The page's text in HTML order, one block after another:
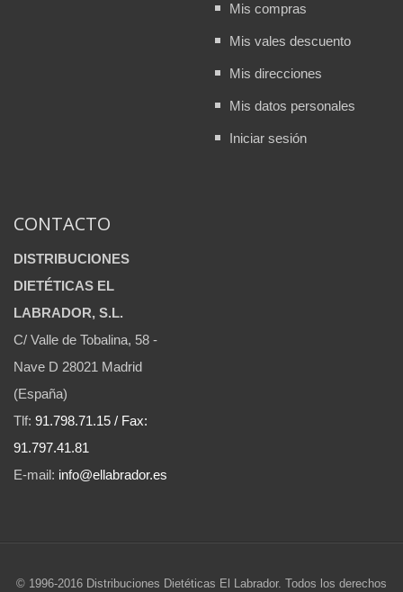
Mis compras
Mis vales descuento
Mis direcciones
Mis datos personales
Iniciar sesión
CONTACTO
DISTRIBUCIONES
DIETÉTICAS EL
LABRADOR, S.L.
C/ Valle de Tobalina, 58 -
Nave D 28021 Madrid
(España)
Tlf: 91.798.71.15 / Fax:
91.797.41.81
E-mail: info@ellabrador.es
© 1996-2016 Distribuciones Dietéticas El Labrador. Todos los derechos